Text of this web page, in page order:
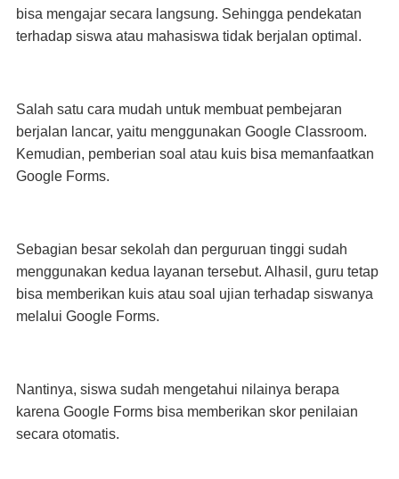
bisa mengajar secara langsung. Sehingga pendekatan
terhadap siswa atau mahasiswa tidak berjalan optimal.
Salah satu cara mudah untuk membuat pembejaran
berjalan lancar, yaitu menggunakan Google Classroom.
Kemudian, pemberian soal atau kuis bisa memanfaatkan
Google Forms.
Sebagian besar sekolah dan perguruan tinggi sudah
menggunakan kedua layanan tersebut. Alhasil, guru tetap
bisa memberikan kuis atau soal ujian terhadap siswanya
melalui Google Forms.
Nantinya, siswa sudah mengetahui nilainya berapa
karena Google Forms bisa memberikan skor penilaian
secara otomatis.